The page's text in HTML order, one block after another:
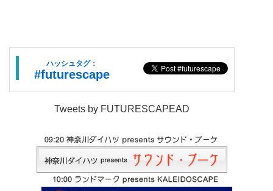
ハッシュタグ：
#futurescape
Tweets by FUTURESCAPEAD